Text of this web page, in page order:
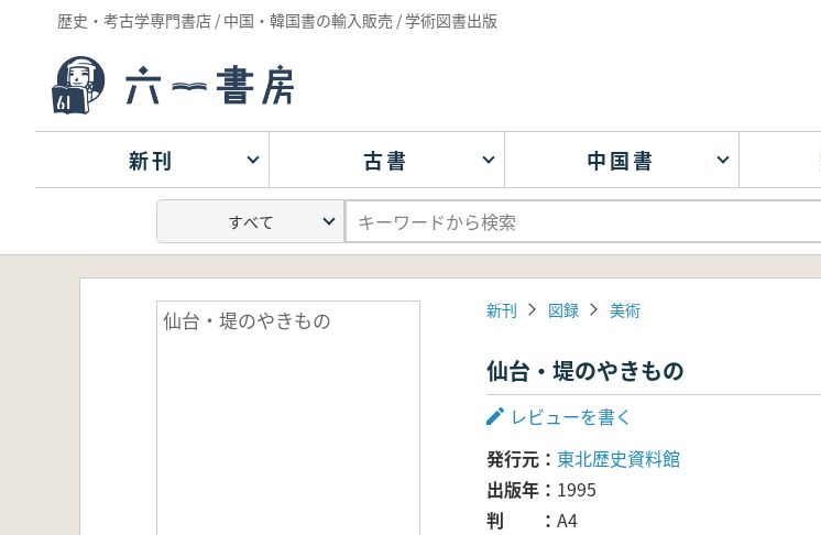
歴史・考古学専門書店 / 中国・韓国書の輸入販売 / 学術図書出版
新刊 古書 中国書
仙台・堤のやきもの 新刊 図録 美術
仙台・堤のやきもの
レビューを書く
発行元
東北歴史資料館
出版年
1995
判
A4